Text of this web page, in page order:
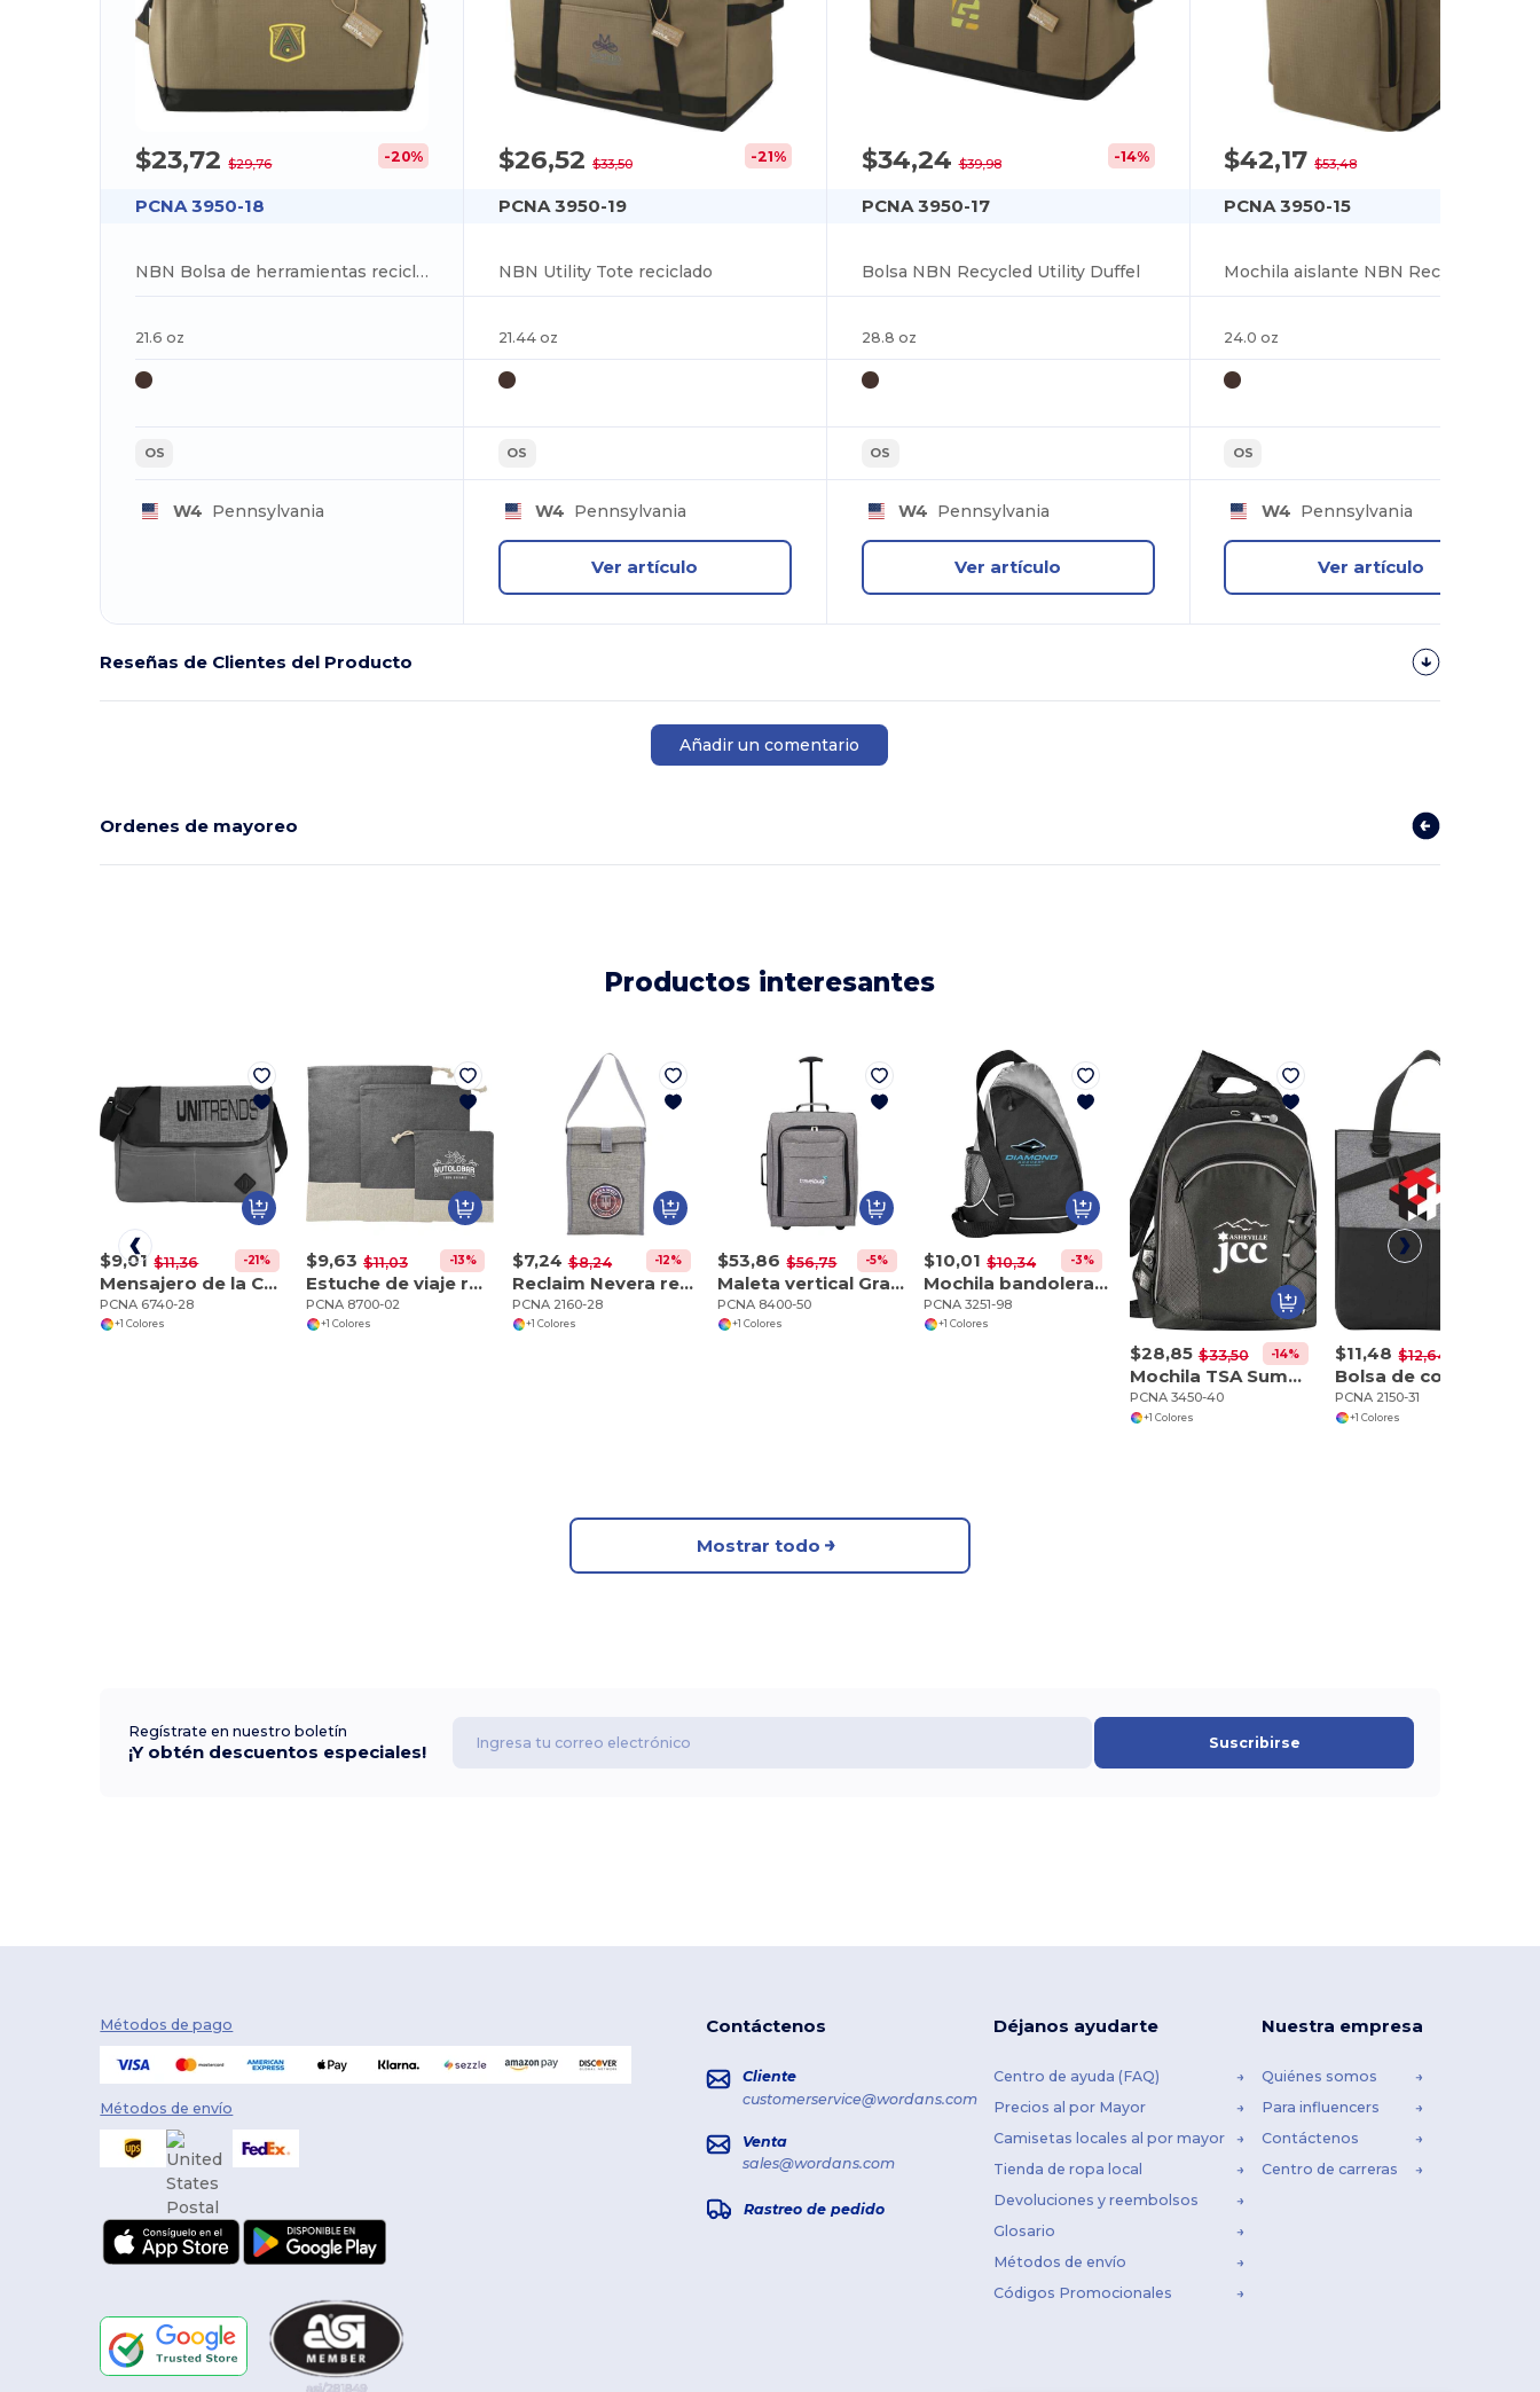
$23,72$29,76 -20%
PCNA 3950-18
NBN Bolsa de herramientas reciclada con cremallera
21.6 oz
OS
W4 Pennsylvania
$26,52 $33,50 -21%
PCNA 3950-19
NBN Utility Tote reciclado
21.44 oz
OS
W4 Pennsylvania
Ver artículo
$34,24$39,98 -14%
PCNA 3950-17
Bolsa NBN Recycled Utility Duffel
28.8 oz
OS
W4 Pennsylvania
Ver artículo
$42,17$53,48
PCNA 3950-15
24.0 oz
OS
W4 Pennsylvania
Ver artículo
Reseñas de Clientes del Producto
Añadir un comentario
Ordenes de mayoreo
Productos interesantes
$9,01 $11,36 -21%
Mensajero de la Convención Offset
PCNA 6740-28
+1 Colores
$9,63 $11,03 -13%
Estuche de viaje reciclado Split de 3 piezas
PCNA 8700-02
+1 Colores
$7,24 $8,24 -12%
Reclaim Nevera reciclada para 4 latas
PCNA 2160-28
+1 Colores
$53,86 $56,75 -5%
Maleta vertical Graphite 20
PCNA 8400-50
+1 Colores
$10,01 $10,34 -3%
Mochila bandolera Sling Shot
PCNA 3251-98
+1 Colores
$28,85 $33,50 -14%
Mochila TSA Summit para ordenador de 15
PCNA 3450-40
+1 Colores
$11,48 $12,64
PCNA 2150-31
+1 Colores
Mostrar todo
Regístrate en nuestro boletín
¡Y obtén descuentos especiales! Suscribirse
Métodos de pago
Métodos de envío
Contáctenos
Cliente
customerservice@wordans.com
Venta
sales@wordans.com
Rastreo de pedido
Déjanos ayudarte
Centro de ayuda (FAQ)
Precios al por Mayor
Camisetas locales al por mayor
Tienda de ropa local
Devoluciones y reembolsos
Glosario
Métodos de envío
Códigos Promocionales
Nuestra empresa
Quiénes somos
Para influencers
Contáctenos
Centro de carreras